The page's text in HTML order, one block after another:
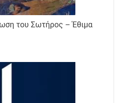
του Σωτήρος – Έθιμα